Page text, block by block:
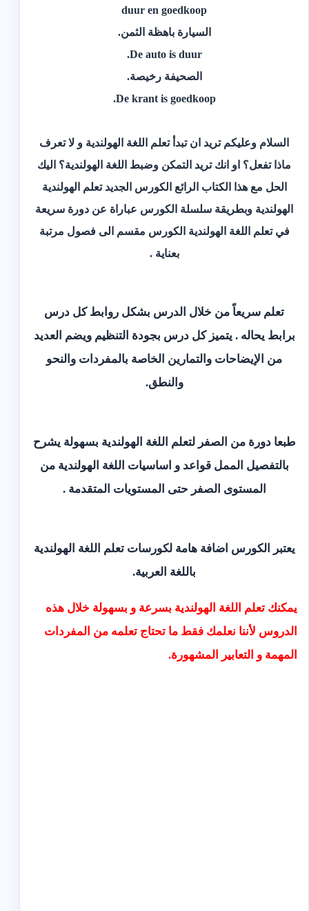
duur en goedkoop
‫السيارة باهظة الثمن.‬
De auto is duur.
‫الصحيفة رخيصة.‬
De krant is goedkoop.
السلام وعليكمتريد ان تبدأ تعلم اللغة الهولندية و لا تعرف
ماذا تفعل؟ او انك تريد التمكن وضبط اللغة الهولندية؟ اليك
الحل مع هذا الكتاب الرائع الكورس الجديد تعلم الهولندية
الهولندية وبطريقة سلسلة الكورس عباراة عن دورة سريعة
في تعلم اللغة الهولندية الكورس مقسم الى فصول مرتبة
بعناية .
تعلم سريعاً من خلال الدرس بشكل روابط كل درس
برابط يحاله . يتميز كل درس بجودة التنظيم ويضم العديد
من الإيضاحات والتمارين الخاصة بالمفردات والنحو
والنطق.
طبعا دورة من الصفر لتعلم اللغة الهولندية بسهولة يشرح
بالتفصيل الممل قواعد و اساسيات اللغة الهولندية من
المستوى الصفر حتى المستويات المتقدمة .
يعتبر الكورس اضافة هامة لكورسات تعلم اللغة الهولندية
باللغة العربية.
يمكنك تعلم اللغة الهولندية بسرعة و بسهولة خلال هذه
الدروس لأننا نعلمك فقط ما تحتاج تعلمه من المفردات
المهمة و التعابير المشهورة.